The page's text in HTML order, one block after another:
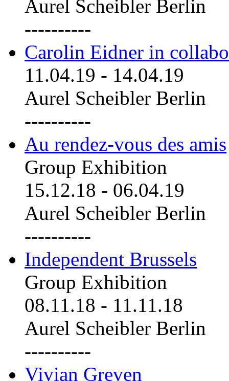
Aurel Scheibler Berlin
----------
Carolin Eidner in
11.04.19 - 14.04.19
Aurel Scheibler Berlin
----------
Au rendez-vous des amis
Group Exhibition
15.12.18 - 06.04.19
Aurel Scheibler Berlin
----------
Independent Brussels
Group Exhibition
08.11.18 - 11.11.18
Aurel Scheibler Berlin
----------
Vivian Greven